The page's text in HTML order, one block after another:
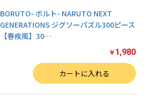
BORUTO- ボルト- NARUTO NEXT
GENERATIONS ジグソーパズル300ピース
【春疾風】30…
￥ 1,980
カートに入れる